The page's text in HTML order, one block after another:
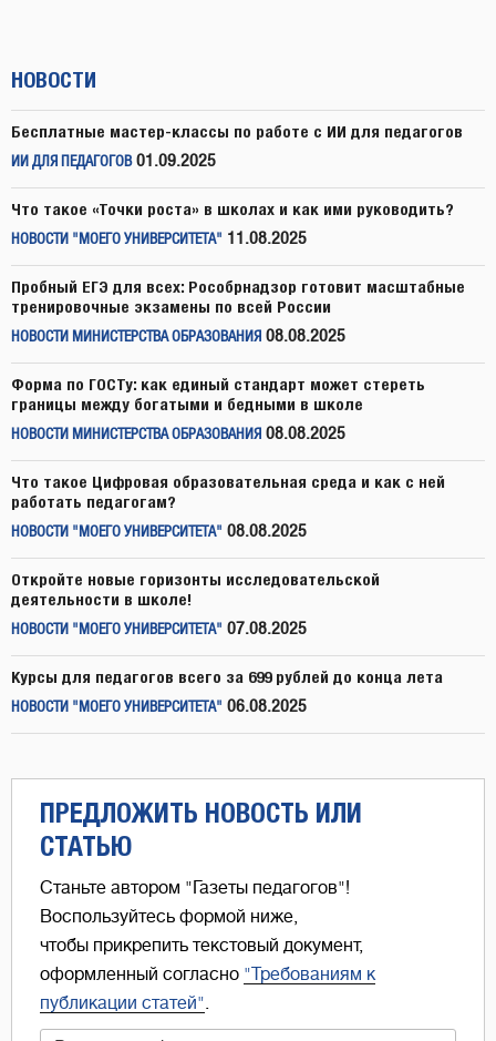
НОВОСТИ
Бесплатные мастер-классы по работе с ИИ для педагогов
ИИ ДЛЯ ПЕДАГОГОВ 01.09.2025
Что такое «Точки роста» в школах и как ими руководить?
НОВОСТИ "МОЕГО УНИВЕРСИТЕТА" 11.08.2025
Пробный ЕГЭ для всех: Рособрнадзор готовит масштабные
тренировочные экзамены по всей России
НОВОСТИ МИНИСТЕРСТВА ОБРАЗОВАНИЯ 08.08.2025
Форма по ГОСТу: как единый стандарт может стереть
границы между богатыми и бедными в школе
НОВОСТИ МИНИСТЕРСТВА ОБРАЗОВАНИЯ 08.08.2025
Что такое Цифровая образовательная среда и как с ней
работать педагогам?
НОВОСТИ "МОЕГО УНИВЕРСИТЕТА" 08.08.2025
Откройте новые горизонты исследовательской
деятельности в школе!
НОВОСТИ "МОЕГО УНИВЕРСИТЕТА" 07.08.2025
Курсы для педагогов всего за 699 рублей до конца лета
НОВОСТИ "МОЕГО УНИВЕРСИТЕТА" 06.08.2025
ПРЕДЛОЖИТЬ НОВОСТЬ ИЛИ
СТАТЬЮ
Станьте автором "Газеты педагогов"!
Воспользуйтесь формой ниже,
чтобы прикрепить текстовый документ,
оформленный согласно "Требованиям к
публикации статей"